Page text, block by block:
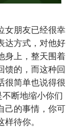
女朋友已经很幸
达方式，对他好
身上，整天围着
馈的，而这种回
很简单也说得很
断地缩小你们
己的事情，你可
待你。